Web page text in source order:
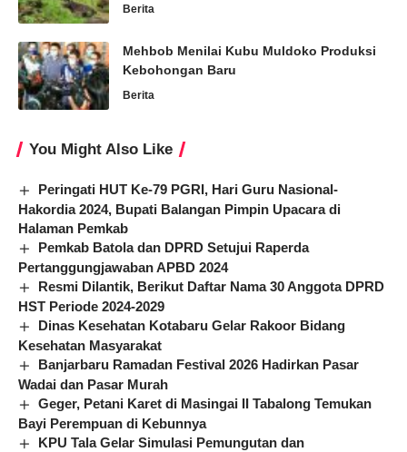
Berita
Mehbob Menilai Kubu Muldoko Produksi
Kebohongan Baru
Berita
You Might Also Like
Peringati HUT Ke-79 PGRI, Hari Guru Nasional-
Hakordia 2024, Bupati Balangan Pimpin Upacara di
Halaman Pemkab
Pemkab Batola dan DPRD Setujui Raperda
Pertanggungjawaban APBD 2024
Resmi Dilantik, Berikut Daftar Nama 30 Anggota DPRD
HST Periode 2024-2029
Dinas Kesehatan Kotabaru Gelar Rakoor Bidang
Kesehatan Masyarakat
Banjarbaru Ramadan Festival 2026 Hadirkan Pasar
Wadai dan Pasar Murah
Geger, Petani Karet di Masingai II Tabalong Temukan
Bayi Perempuan di Kebunnya
KPU Tala Gelar Simulasi Pemungutan dan